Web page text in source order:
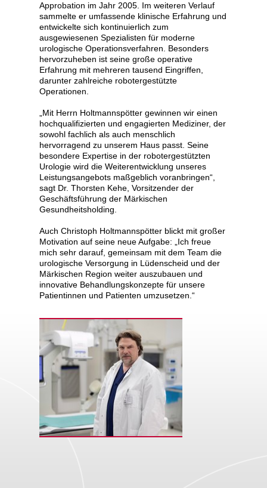
Approbation im Jahr 2005. Im weiteren Verlauf
sammelte er umfassende klinische Erfahrung und
entwickelte sich kontinuierlich zum
ausgewiesenen Spezialisten für moderne
urologische Operationsverfahren. Besonders
hervorzuheben ist seine große operative
Erfahrung mit mehreren tausend Eingriffen,
darunter zahlreiche robotergestützte
Operationen.
„Mit Herrn Holtmannspötter gewinnen wir einen
hochqualifizierten und engagierten Mediziner, der
sowohl fachlich als auch menschlich
hervorragend zu unserem Haus passt. Seine
besondere Expertise in der robotergestützten
Urologie wird die Weiterentwicklung unseres
Leistungsangebots maßgeblich voranbringen“,
sagt Dr. Thorsten Kehe, Vorsitzender der
Geschäftsführung der Märkischen
Gesundheitsholding.
Auch Christoph Holtmannspötter blickt mit großer
Motivation auf seine neue Aufgabe: „Ich freue
mich sehr darauf, gemeinsam mit dem Team die
urologische Versorgung in Lüdenscheid und der
Märkischen Region weiter auszubauen und
innovative Behandlungskonzepte für unsere
Patientinnen und Patienten umzusetzen.“